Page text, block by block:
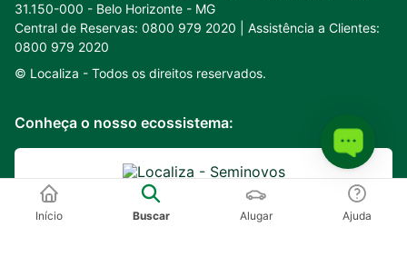
31.150-000 - Belo Horizonte - MG
Central de Reservas: 0800 979 2020 | Assistência a Clientes:
0800 979 2020
© Localiza - Todos os direitos reservados.
Conheça o nosso ecossistema:
Início Buscar Alugar Ajuda